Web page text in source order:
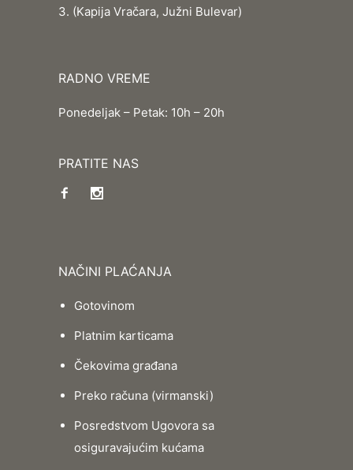
3. (Kapija Vračara, Južni Bulevar)
RADNO VREME
Ponedeljak – Petak: 10h – 20h
PRATITE NAS
NAČINI PLAĆANJA
Gotovinom
Platnim karticama
Čekovima građana
Preko računa (virmanski)
Posredstvom Ugovora sa
osiguravajućim kućama